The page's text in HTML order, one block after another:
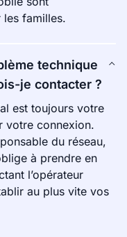
les familles.
technique
je contacter ?
est toujours votre
votre connexion.
du réseau,
à prendre en
l’opérateur
au plus vite vos